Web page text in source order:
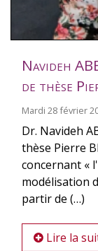
Navideh
de thèse
Mardi 28 février
Dr. Navideh
thèse Pierre
concernant «
modélisation
partir de (…)
Lire la